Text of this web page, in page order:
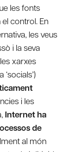
les fonts
control. En
les veus
i la seva
xarxes
i les
Internet ha
de
al món